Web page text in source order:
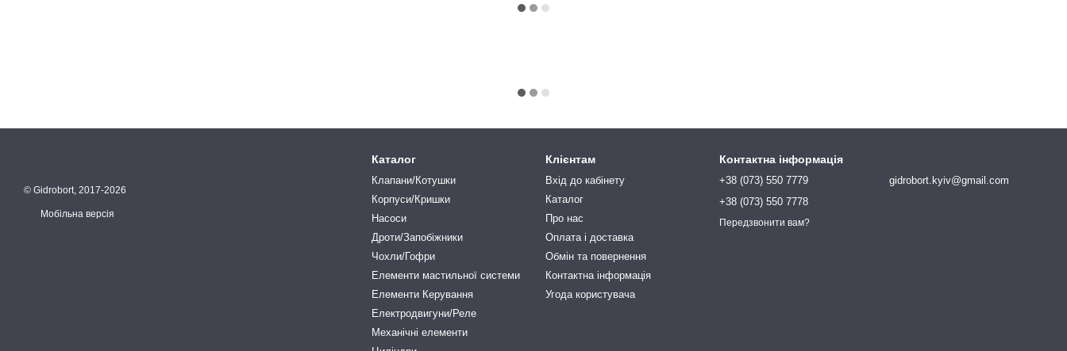
© Gidrobort, 2017-2026
Мобільна версія
Каталог
Клапани/Котушки
Корпуси/Кришки
Насоси
Дроти/Запобіжники
Чохли/Гофри
Елементи мастильної системи
Елементи Керування
Електродвигуни/Реле
Механічні елементи
Клієнтам
Вхід до кабінету
Каталог
Про нас
Оплата і доставка
Обмін та повернення
Контактна інформація
Угода користувача
Контактна інформація
+38 (073) 550 7779
+38 (073) 550 7778
Передзвонити вам?
gidrobort.kyiv@gmail.com